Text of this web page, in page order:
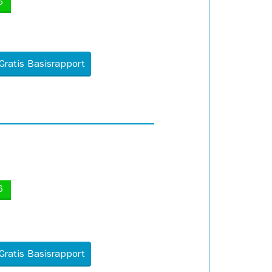
Basisrapport
Basisrapport